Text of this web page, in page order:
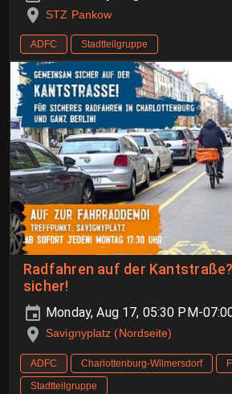
STZ Pankow
ADFC Stadtteilgruppe
Radfahren auf der
sicher!
Monday, Aug 17, 05:30 PM-
Savignyplatz (Nordseite)
ADFC Charlottenburg-Wilmersdorf
Stadtteilgruppe